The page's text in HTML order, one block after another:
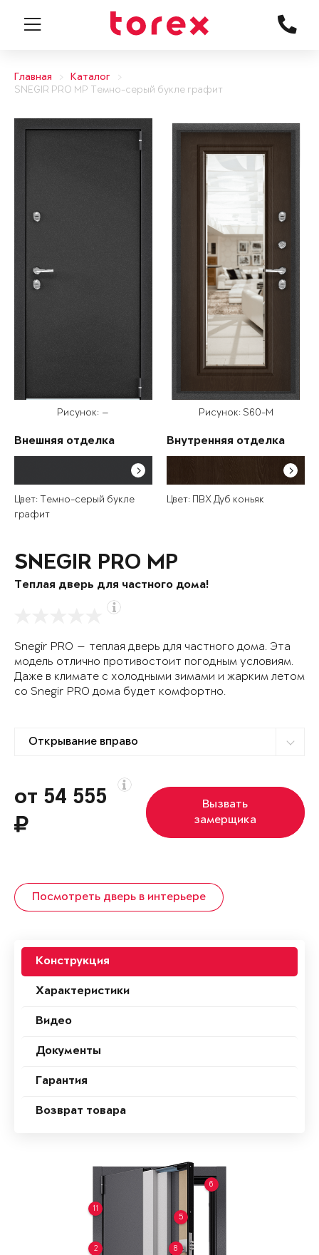
Главная
Каталог
SNEGIR PRO MP Темно-серый букле графит
Рисунок: —
Внешняя отделка
Цвет: Темно-серый букле
графит
Рисунок: S60-M
Внутренняя отделка
Цвет: ПВХ Дуб коньяк
SNEGIR PRO MP
Теплая дверь для частного дома!
Snegir PRO — теплая дверь для частного дома. Эта
модель отлично противостоит погодным условиям.
Даже в климате с холодными зимами и жарким летом
со Snegir PRO дома будет комфортно.
от 54 555
Вызвать
замерщика
Посмотреть дверь в интерьере
Конструкция
Характеристики
Видео
Документы
Гарантия
Возврат товара
2
5
6
8
11